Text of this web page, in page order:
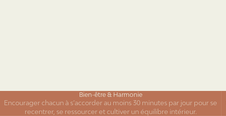
Bien-être & Harmonie
Encourager chacun à s’accorder au moins 30 minutes par jour pour se
recentrer, se ressourcer et cultiver un équilibre intérieur.